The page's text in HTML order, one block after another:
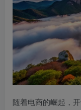
随着电商的崛起，